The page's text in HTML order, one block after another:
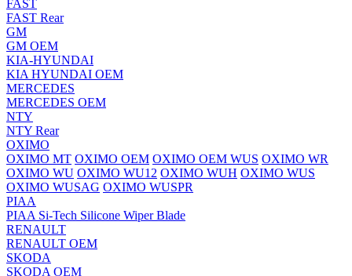
FAST
FAST Rear
GM
GM OEM
KIA-HYUNDAI
KIA HYUNDAI OEM
MERCEDES
MERCEDES OEM
NTY
NTY Rear
OXIMO
OXIMO MT OXIMO OEM OXIMO OEM WUS OXIMO WR
OXIMO WU OXIMO WU12 OXIMO WUH OXIMO WUS
OXIMO WUSAG OXIMO WUSPR
PIAA
PIAA Si-Tech Silicone Wiper Blade
RENAULT
RENAULT OEM
SKODA
SKODA OEM